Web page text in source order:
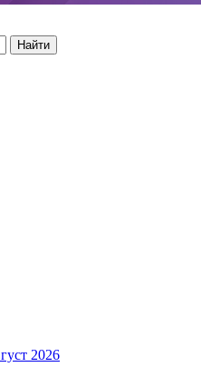
Найти
2026